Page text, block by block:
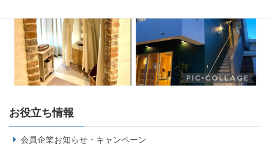
お役立ち情報
会員企業お知らせ・キャンペーン